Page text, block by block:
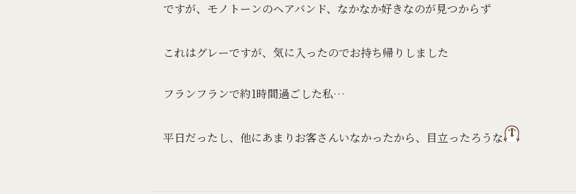
ですが、モノトーンのヘアバンド、なかなか好きなのが見つからず
これはグレーですが、気に入ったのでお持ち帰りしました
フランフランで約1時間過ごした私…
平日だったし、他にあまりお客さんいなかったから、目立ったろうな